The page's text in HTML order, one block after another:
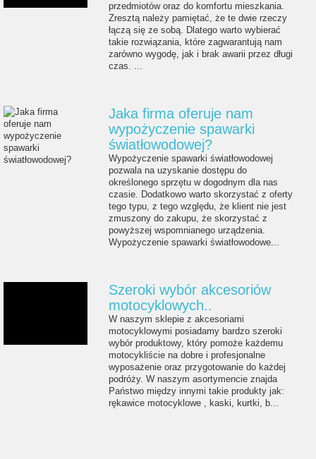
przedmiotów oraz do komfortu mieszkania.
Zresztą należy pamiętać, że te dwie rzeczy
łączą się ze sobą. Dlatego warto wybierać
takie rozwiązania, które zagwarantują nam
zarówno wygodę, jak i brak awarii przez długi
czas. ...
Jaka firma oferuje nam
wypożyczenie spawarki
światłowodowej?
Wypożyczenie spawarki światłowodowej
pozwala na uzyskanie dostępu do
określonego sprzętu w dogodnym dla nas
czasie. Dodatkowo warto skorzystać z oferty
tego typu, z tego względu, że klient nie jest
zmuszony do zakupu, że skorzystać z
powyższej wspomnianego urządzenia.
Wypożyczenie spawarki światłowodowe...
Szeroki wybór akcesoriów
motocyklowych..
W naszym sklepie z akcesoriami
motocyklowymi posiadamy bardzo szeroki
wybór produktowy, który pomoże każdemu
motocykliście na dobre i profesjonalne
wyposażenie oraz przygotowanie do każdej
podróży. W naszym asortymencie znajda
Państwo między innymi takie produkty jak:
rękawice motocyklowe , kaski, kurtki, b...